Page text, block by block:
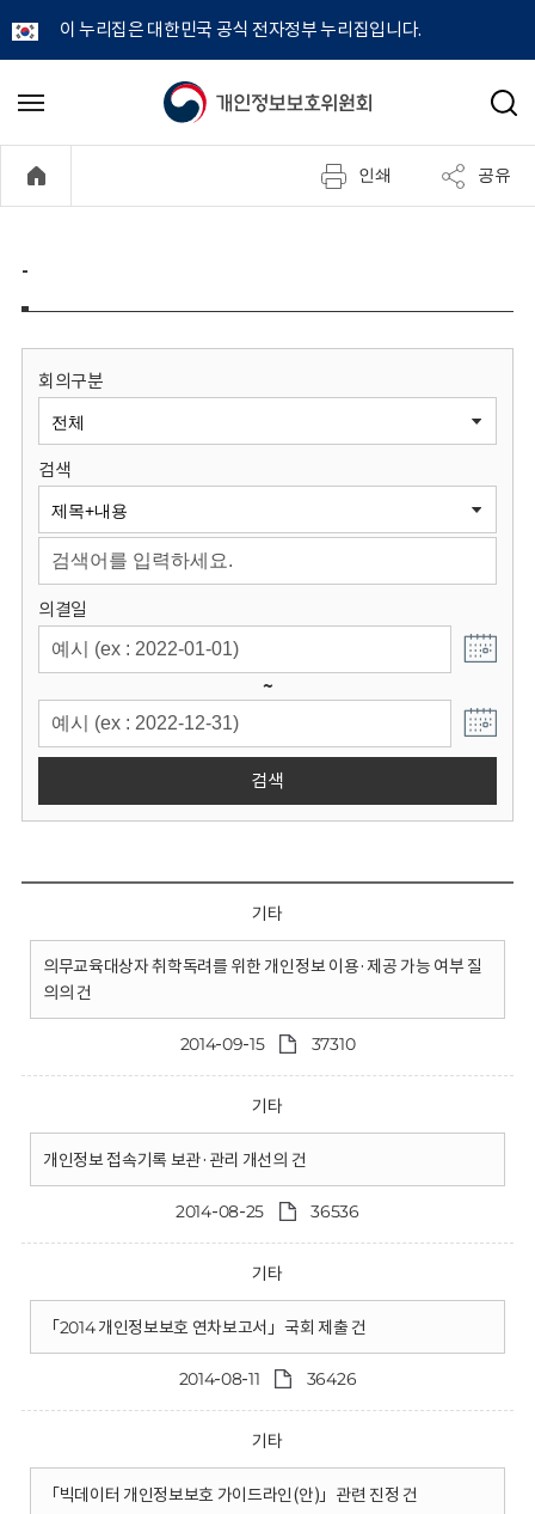
이 누리집은 대한민국 공식 전자정부 누리집입니다.
개
정
보
원
회
메
기
검
인쇄 공유
-
회의구분
검색
의결일
~
검색
기타
의무교육대상자 취학독려를 위한 개인정보 이용·제공 가능 여부 질
의의 건
2014-09-15 37310
기타
개인정보 접속기록 보관·관리 개선의 건
2014-08-25 36536
기타
「2014 개인정보보호 연차보고서」국회 제출 건
2014-08-11 36426
기타
「빅데이터 개인정보보호 가이드라인(안)」관련 진정 건